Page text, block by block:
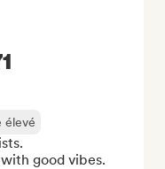
élevé
good vibes.